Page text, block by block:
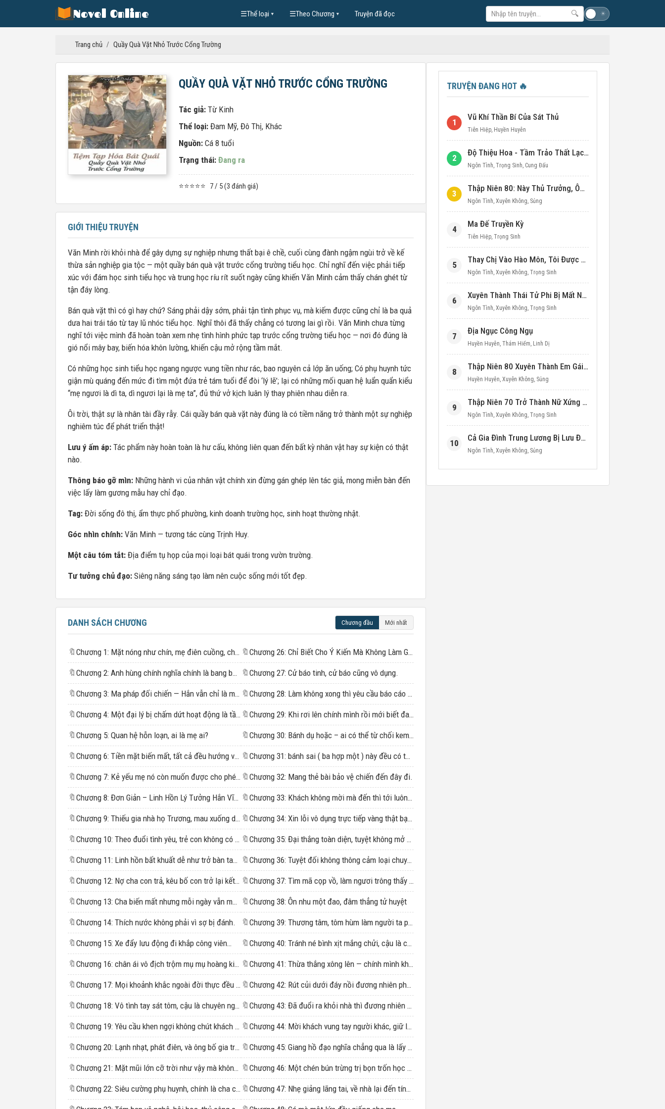
Novel Online ☰Thể loại ▼ ☰Theo Chương ▼ Truyện đã đọc 🔍 ☀
Trang chủ / Quầy Quà Vặt Nhỏ Trước Cổng Trường
QUẦY QUÀ VẶT NHỎ TRƯỚC CỔNG TRƯỜNG
Tác giả: Từ Kinh
Thể loại: Đam Mỹ, Đô Thị, Khác
Nguồn: Cá 8 tuổi
Trạng thái: Đang ra
⭐⭐⭐⭐⭐ 7 / 5 (3 đánh giá)
GIỚI THIỆU TRUYỆN
Văn Minh rời khỏi nhà để gây dựng sự nghiệp nhưng thất bại ê chề, cuối cùng đành ngậm ngùi trở về kế
thừa sản nghiệp gia tộc — một quầy bán quà vặt trước cổng trường tiểu học. Chỉ nghĩ đến việc phải tiếp
xúc với đám học sinh tiểu học và trung học ríu rít suốt ngày cũng khiến Văn Minh cảm thấy chán ghét từ
tận đáy lòng.
Bán quà vặt thì có gì hay chứ? Sáng phải dậy sớm, phải tận tình phục vụ, mà kiếm được cũng chỉ là ba quả
dưa hai trái táo từ tay lũ nhóc tiểu học. Nghĩ thôi đã thấy chẳng có tương lai gì rồi. Văn Minh chưa từng
nghĩ tới việc mình đã hoàn toàn xem nhẹ tình hình phức tạp trước cổng trường tiểu học — nơi đó đúng là
gió nổi mây bay, biến hóa khôn lường, khiến cậu mở rộng tầm mắt.
Có những học sinh tiểu học ngang ngược vung tiền như rác, bao nguyên cả lớp ăn uống; Có phụ huynh tức
giận mù quáng đến mức đi tìm một đứa trẻ tám tuổi để đòi ‘lý lẽ’; lại có những mối quan hệ luẩn quẩn kiểu
“mẹ ngươi là dì ta, dì ngươi lại là mẹ ta”, đủ thứ vở kịch luân lý thay phiên nhau diễn ra.
Ôi trời, thật sự là nhân tài đầy rẫy. Cái quầy bán quà vặt này đúng là có tiềm năng trở thành một sự nghiệp
nghiêm túc để phát triển thật!
Lưu ý ấm áp: Tác phẩm này hoàn toàn là hư cấu, không liên quan đến bất kỳ nhân vật hay sự kiện có thật
nào.
Thông báo gỡ mìn: Những hành vi của nhân vật chính xin đừng gán ghép lên tác giả, mong miễn bàn đến
việc lấy làm gương mẫu hay chỉ đạo.
Tag: Đời sống đô thị, ẩm thực phố phường, kinh doanh trường học, sinh hoạt thường nhật.
Góc nhìn chính: Văn Minh — tương tác cùng Trịnh Huy.
Một câu tóm tắt: Địa điểm tụ họp của mọi loại bát quái trong vườn trường.
Tư tưởng chủ đạo: Siêng năng sáng tạo làm nên cuộc sống mới tốt đẹp.
DANH SÁCH CHƯƠNG Chương đầu Mới nhất
🔖 Chương 1: Mặt nóng như chín, mẹ điên cuồng, cha siêu cấp anh hùng
🔖 Chương 2: Anh hùng chính nghĩa chính là bang bang bang
🔖 Chương 3: Ma pháp đối chiến — Hắn vẫn chỉ là một đứa trẻ
🔖 Chương 4: Một đại lý bị chấm dứt hoạt động là tầng đáy thấp nhất.
🔖 Chương 5: Quan hệ hỗn loạn, ai là mẹ ai?
🔖 Chương 6: Tiền mặt biến mất, tất cả đều hướng về “lạp”
🔖 Chương 7: Kẻ yếu mẹ nó còn muốn được cho phép tồn tại.
🔖 Chương 8: Đơn Giản – Linh Hồn Lý Tưởng Hắn Vĩnh Viễn Tự Do.
🔖 Chương 9: Thiếu gia nhà họ Trương, mau xuống dưới
🔖 Chương 10: Theo đuổi tình yêu, trẻ con không có tiền – tình yêu chẳng qua chỉ là rời rạc vụn vặt…
🔖 Chương 11: Linh hồn bất khuất dễ như trở bàn tay bại dưới tiền tài
🔖 Chương 12: Nợ cha con trả, kêu bố con trở lại kết nợ đào hoa.
🔖 Chương 13: Cha biến mất nhưng mỗi ngày vẫn muốn tìm cảm giác tồn tại.
🔖 Chương 14: Thích nước không phải vì sợ bị đánh.
🔖 Chương 15: Xe đẩy lưu động đi khắp công viên…
🔖 Chương 16: chân ái vô địch trộm mụ mụ hoàng kim dưỡng ngươi.
🔖 Chương 17: Mọi khoảnh khắc ngoài đời thực đều rất đáng giá.
🔖 Chương 18: Vô tình tay sát tôm, cậu là chuyên nghiệp.
🔖 Chương 19: Yêu cầu khen ngợi không chút khách sáo, cậu chính là muốn khen ngợi.……
🔖 Chương 20: Lạnh nhạt, phát điên, và ông bố gia trưởng
🔖 Chương 21: Mặt mũi lớn cỡ trời như vậy mà không ra mặt thì không được…
🔖 Chương 22: Siêu cường phụ huynh, chính là cha của mình thì cũng không sai được.
🔖 Chương 26: Chỉ Biết Cho Ý Kiến Mà Không Làm Gì – Loại Người Như Vậy Gọi Là Giảo Sự Tinh
🔖 Chương 27: Cử báo tinh, cử báo cũng vô dụng.
🔖 Chương 28: Làm không xong thì yêu cầu báo cáo cũng không thành công dạng.……
🔖 Chương 29: Khi rơi lên chính mình rồi mới biết đau.
🔖 Chương 30: Bánh dụ hoặc – ai có thể từ chối kem dưới ánh nắng chói chang?
🔖 Chương 31: bánh sai ( ba hợp một ) này đều có thể ăn vạ?……
🔖 Chương 32: Mang thẻ bài bảo vệ chiến đến đây đi.
🔖 Chương 33: Khách không mời mà đến thì tới luôn đi, không cần làm lễ lớn gì.
🔖 Chương 34: Xin lỗi vô dụng trực tiếp vàng thật bạc trắng lấy ra tới.……
🔖 Chương 35: Đại thắng toàn diện, tuyệt không mở champagne giữa sân
🔖 Chương 36: Tuyệt đối không thông cảm loại chuyện này, cậu không thiếu tiền.
🔖 Chương 37: Tìm mã cọp vồ, làm ngươi trông thấy ánh mặt trời.
🔖 Chương 38: Ôn nhu một đao, đâm thẳng tử huyệt
🔖 Chương 39: Thương tâm, tôm hùm làm người ta phải khóc
🔖 Chương 40: Tránh né bình xịt mắng chửi, cậu là chuyên nghiệp.
🔖 Chương 41: Thừa thắng xông lên — chính mình không biết xấu hổ thì đừng trách người khác “tuyên truyền” giùm…
🔖 Chương 42: Rút củi dưới đáy nồi đương nhiên phải dùng chiêu “tướng quân” một lần…
🔖 Chương 43: Đã đuổi ra khỏi nhà thì đương nhiên phải đem “rác rưởi” thanh lý sạch sẽ.……
🔖 Chương 44: Mời khách vung tay người khác, giữ lại thể diện cho mình.
🔖 Chương 45: Giang hồ đạo nghĩa chẳng qua là lấy danh nghĩa huynh đệ để lừa lọc tụi nhỏ?
🔖 Chương 46: Một chén bún trừng trị bọn trốn học một lưới bắt hết
🔖 Chương 47: Nhẹ giảng lãng tai, về nhà lại đến tính sổ
TRUYỆN ĐANG HOT 🔥
1
Vũ Khí Thần Bí Của Sát Thủ
Tiên Hiệp, Huyền Huyễn
2
Độ Thiệu Hoa - Tầm Trảo Thất Lạc Đích Ái Tình
Ngôn Tình, Trọng Sinh, Cung Đấu
3
Thập Niên 80: Này Thủ Trưởng, Ôm Một Cái Đi!
Ngôn Tình, Xuyên Không, Sủng
4
Ma Đế Truyền Kỳ
Tiên Hiệp, Trọng Sinh
5
Thay Chị Vào Hào Môn, Tôi Được Cưng Chiều Hết Mực (Thập Niên 90)
Ngôn Tình, Xuyên Không, Trọng Sinh
6
Xuyên Thành Thái Tử Phi Bị Mất Nước
Ngôn Tình, Xuyên Không, Trọng Sinh
7
Địa Ngục Công Ngụ
Huyền Huyễn, Thám Hiểm, Linh Dị
8
Thập Niên 80 Xuyên Thành Em Gái Học Bá
Huyền Huyễn, Xuyên Không, Sủng
9
Thập Niên 70 Trở Thành Nữ Xứng Nuôi Con Làm Giàu
Ngôn Tình, Xuyên Không, Trọng Sinh
10
Cả Gia Đình Trung Lương Bị Lưu Đày, Ta Mang Không Gian Cứu Cả Nhà
Ngôn Tình, Xuyên Không, Sủng